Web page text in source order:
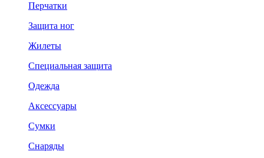
Перчатки
Защита ног
Жилеты
Специальная защита
Одежда
Аксессуары
Сумки
Снаряды